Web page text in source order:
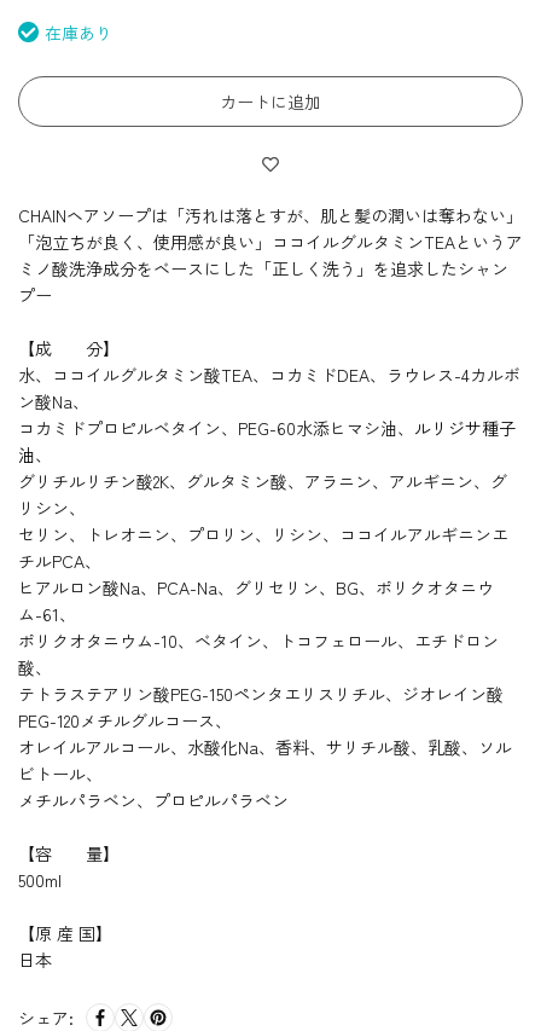
在庫あり
カートに追加
CHAINヘアソープは「汚れは落とすが、肌と髪の潤いは奪わない」
「泡立ちが良く、使用感が良い」ココイルグルタミンTEAというア
ミノ酸洗浄成分をベースにした「正しく洗う」を追求したシャン
プー
【成 分】
水、ココイルグルタミン酸TEA、コカミドDEA、ラウレス-4カルボ
ン酸Na、
コカミドプロピルベタイン、 PEG-60水添ヒマシ油、 ルリジサ種子
油、
グリチルリチン酸2K、グルタミン酸、アラニン、アルギニン、グ
リシン、
セリン、トレオニン、プロリン、リシン、ココイルアルギニンエ
チルPCA、
ヒアルロン酸Na、 PCA-Na、グリセリン、 BG、ポリクオタニウ
ム-61、
ポリクオタニウム-10、ベタイン、トコフェロール、エチドロン
酸、
テトラステアリン酸PEG-150ペンタエリスリチル、ジオレイン酸
PEG-120メチルグルコース、
オレイルアルコール、水酸化Na、香料、サリチル酸、乳酸、ソル
ビトール、
メチルパラベン、プロピルパラベン
【容 量】
500ml
【原 産 国】
日本
シェア: